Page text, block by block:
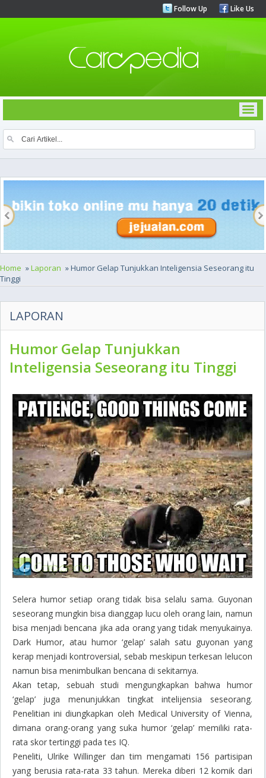
Follow Up Like Us
Home »Laporan » Humor Gelap Tunjukkan Inteligensia Seseorang itu
Tinggi
LAPORAN
Humor Gelap Tunjukkan
Inteligensia Seseorang itu Tinggi
Selera humor setiap orang tidak bisa selalu sama. Guyonan
seseorang mungkin bisa dianggap lucu oleh orang lain, namun
bisa menjadi bencana jika ada orang yang tidak menyukainya.
Dark Humor, atau humor ‘gelap’ salah satu guyonan yang
kerap menjadi kontroversial, sebab meskipun terkesan lelucon
namun bisa menimbulkan bencana di sekitarnya.
Akan tetap, sebuah studi mengungkapkan bahwa humor
‘gelap’ juga menunjukkan tingkat intelijensia seseorang.
Penelitian ini diungkapkan oleh Medical University of Vienna,
dimana orang-orang yang suka humor ‘gelap’ memiliki rata-
rata skor tertinggi pada tes IQ.
Peneliti, Ulrike Willinger dan tim mengamati 156 partisipan
yang berusia rata-rata 33 tahun. Mereka diberi 12 komik dari